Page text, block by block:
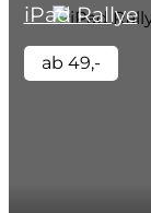
iPad Rallye
ab 49,-